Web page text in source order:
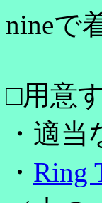
nineで
□用意
・適
・ Ring